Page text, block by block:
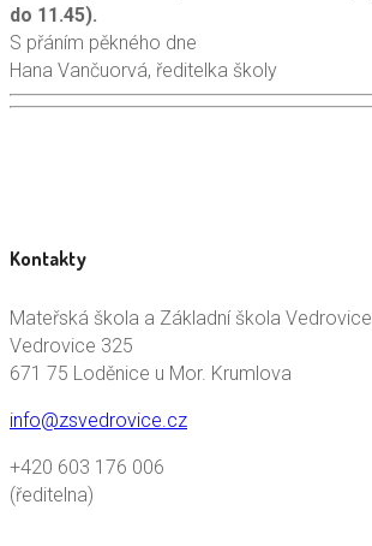
do 11.45).
S přáním pěkného dne
Hana Vančuorvá, ředitelka školy
Kontakty
Mateřská škola a Základní škola Vedrovice
Vedrovice 325
671 75 Loděnice u Mor. Krumlova
info@zsvedrovice.cz
+420 603 176 006
(ředitelna)